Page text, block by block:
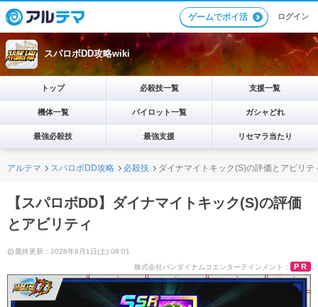
ゲームでポイ活 ログイン
スパロボDD攻略wiki
トップ 必殺技一覧 支援一覧
機体一覧 パイロット一覧 ガシャどれ
最強必殺技 最強支援 リセマラ当たり
アルテマ スパロボDD攻略 必殺技 ダイナマイトキック(S)の評価とアビリテ
【スパロボDD】ダイナマイトキック(S)の評価
とアビリティ
最終更新：2026年8月1日(土) 08:01
PR